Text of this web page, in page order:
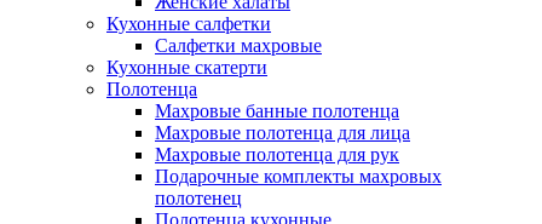
Кухонные салфетки
Салфетки махровые
Кухонные скатерти
Полотенца
Махровые банные полотенца
Махровые полотенца для лица
Махровые полотенца для рук
Подарочные комплекты махровых
полотенец
Полотенца кухонные